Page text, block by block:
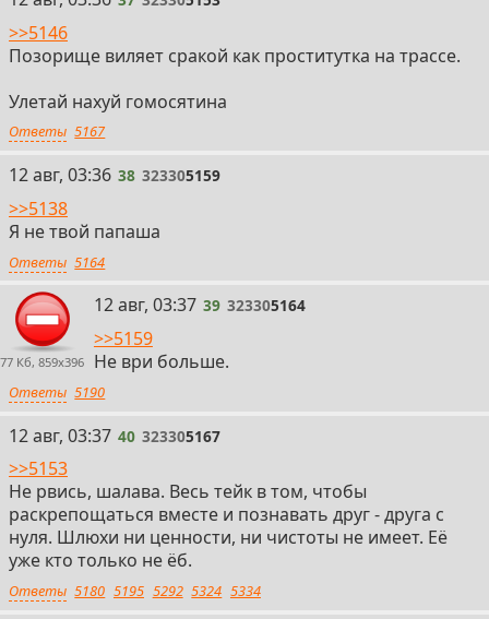
>>5146
Позорище виляет сракой как проститутка на трассе.
Улетай нахуй гомосятина
Ответы 5167
38
12 авг, 03:36 38 323305159
>>5138
Я не твой папаша
Ответы 5164
77 Кб, 859x396
39
12 авг, 03:37 39 323305164
>>5159
Не ври больше.
Ответы 5190
40
12 авг, 03:37 40 323305167
>>5153
Не рвись, шалава. Весь тейк в том, чтобы
раскрепощаться вместе и познавать друг - друга с
нуля. Шлюхи ни ценности, ни чистоты не имеет. Её
уже кто только не ёб.
Ответы 5180 5195 5292 5324 5334